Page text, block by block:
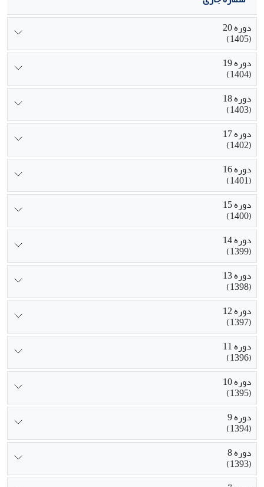
دوره 20
(1405)
دوره 19
(1404)
دوره 18
(1403)
دوره 17
(1402)
دوره 16
(1401)
دوره 15
(1400)
دوره 14
(1399)
دوره 13
(1398)
دوره 12
(1397)
دوره 11
(1396)
دوره 10
(1395)
دوره 9
(1394)
دوره 8
(1393)